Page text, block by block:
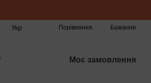
Укр Порівняння Бажання
Моє замовлення